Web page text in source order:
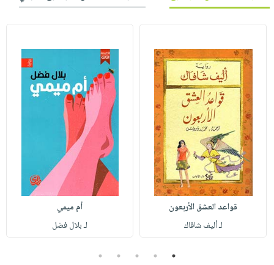
قواعد العشق الأربعون
لـ أليف شافاك
أم ميمي
لـ بلال فضل
1
2
3
4
5